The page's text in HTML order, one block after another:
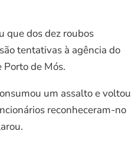
que dos dez roubos
tentativas à agência do
Porto de Mós.
um assalto e voltou
reconheceram-no